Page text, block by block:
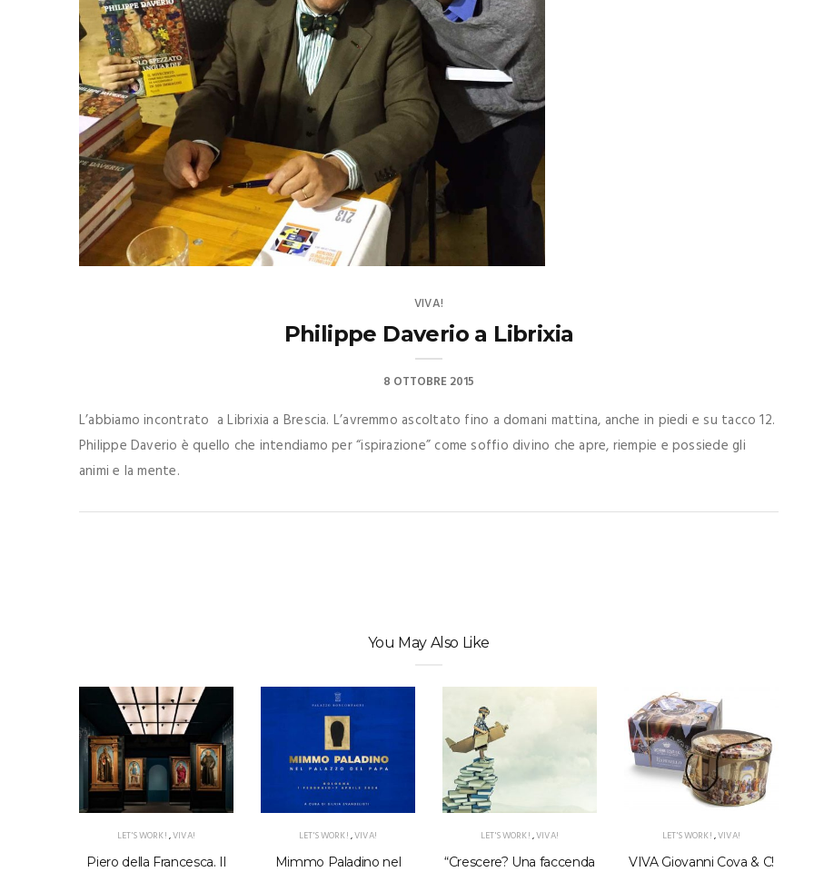
VIVA!
Philippe Daverio a Librixia
8 OTTOBRE 2015
L’abbiamo incontrato a Librixia a Brescia. L’avremmo ascoltato fino a domani mattina, anche in piedi e su tacco 12.
Philippe Daverio è quello che intendiamo per “ispirazione” come soffio divino che apre, riempie e possiede gli
animi e la mente.
You May Also Like
LET'S WORK!,VIVA!
Piero della Francesca. Il
LET'S WORK!,VIVA!
Mimmo Paladino nel
LET'S WORK!,VIVA!
“Crescere? Una faccenda
LET'S WORK!,VIVA!
VIVA Giovanni Cova & C!